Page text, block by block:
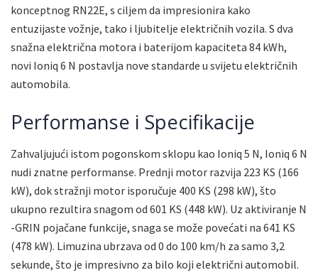
konceptnog RN22E, s ciljem da impresionira kako
entuzijaste vožnje, tako i ljubitelje električnih vozila. S dva
snažna električna motora i baterijom kapaciteta 84 kWh,
novi Ioniq 6 N postavlja nove standarde u svijetu električnih
automobila.
Performanse i Specifikacije
Zahvaljujući istom pogonskom sklopu kao Ioniq 5 N, Ioniq 6 N
nudi znatne performanse. Prednji motor razvija 223 KS (166
kW), dok stražnji motor isporučuje 400 KS (298 kW), što
ukupno rezultira snagom od 601 KS (448 kW). Uz aktiviranje N
-GRIN pojačane funkcije, snaga se može povećati na 641 KS
(478 kW). Limuzina ubrzava od 0 do 100 km/h za samo 3,2
sekunde, što je impresivno za bilo koji električni automobil.